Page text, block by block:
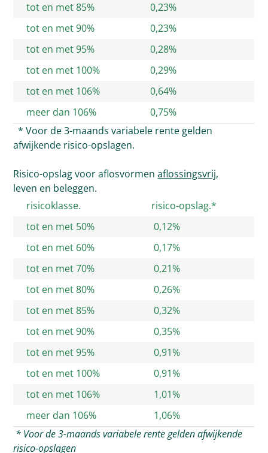
tot en met 85%
0,23%
tot en met 90%
0,23%
tot en met 95%
0,28%
tot en met 100%
0,29%
tot en met 106%
0,64%
meer dan 106%
0,75%
* Voor de 3-maands variabele rente gelden
afwijkende risico-opslagen.
Risico-opslag voor aflosvormenaflossingsvrij,
leven en beleggen.
risicoklasse.
risico-opslag.*
tot en met 50%
0,12%
tot en met 60%
0,17%
tot en met 70%
0,21%
tot en met 80%
0,26%
tot en met 85%
0,32%
tot en met 90%
0,35%
tot en met 95%
0,91%
tot en met 100%
0,91%
tot en met 106%
1,01%
meer dan 106%
1,06%
* Voor de 3-maands variabele rente gelden afwijkende
risico-opslagen